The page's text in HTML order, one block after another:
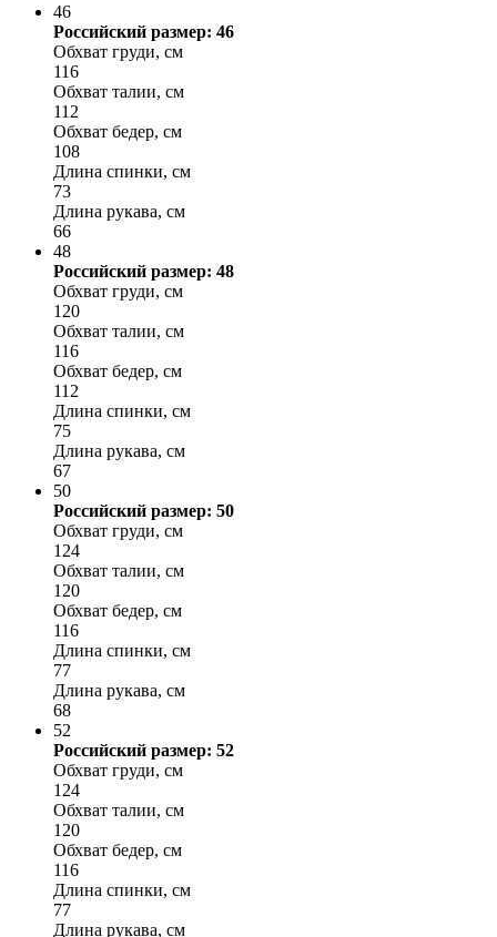
46
Российский размер: 46
Обхват груди, см
116
Обхват талии, см
112
Обхват бедер, см
108
Длина спинки, см
73
Длина рукава, см
66
48
Российский размер: 48
Обхват груди, см
120
Обхват талии, см
116
Обхват бедер, см
112
Длина спинки, см
75
Длина рукава, см
67
50
Российский размер: 50
Обхват груди, см
124
Обхват талии, см
120
Обхват бедер, см
116
Длина спинки, см
77
Длина рукава, см
68
52
Российский размер: 52
Обхват груди, см
124
Обхват талии, см
120
Обхват бедер, см
116
Длина спинки, см
77
Длина рукава, см